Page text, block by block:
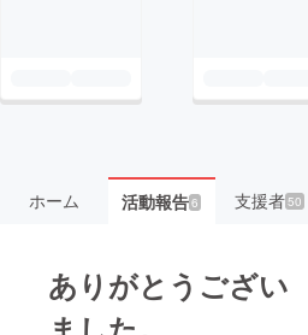
ホーム 活動報告6 支援者50
ありがとうござい